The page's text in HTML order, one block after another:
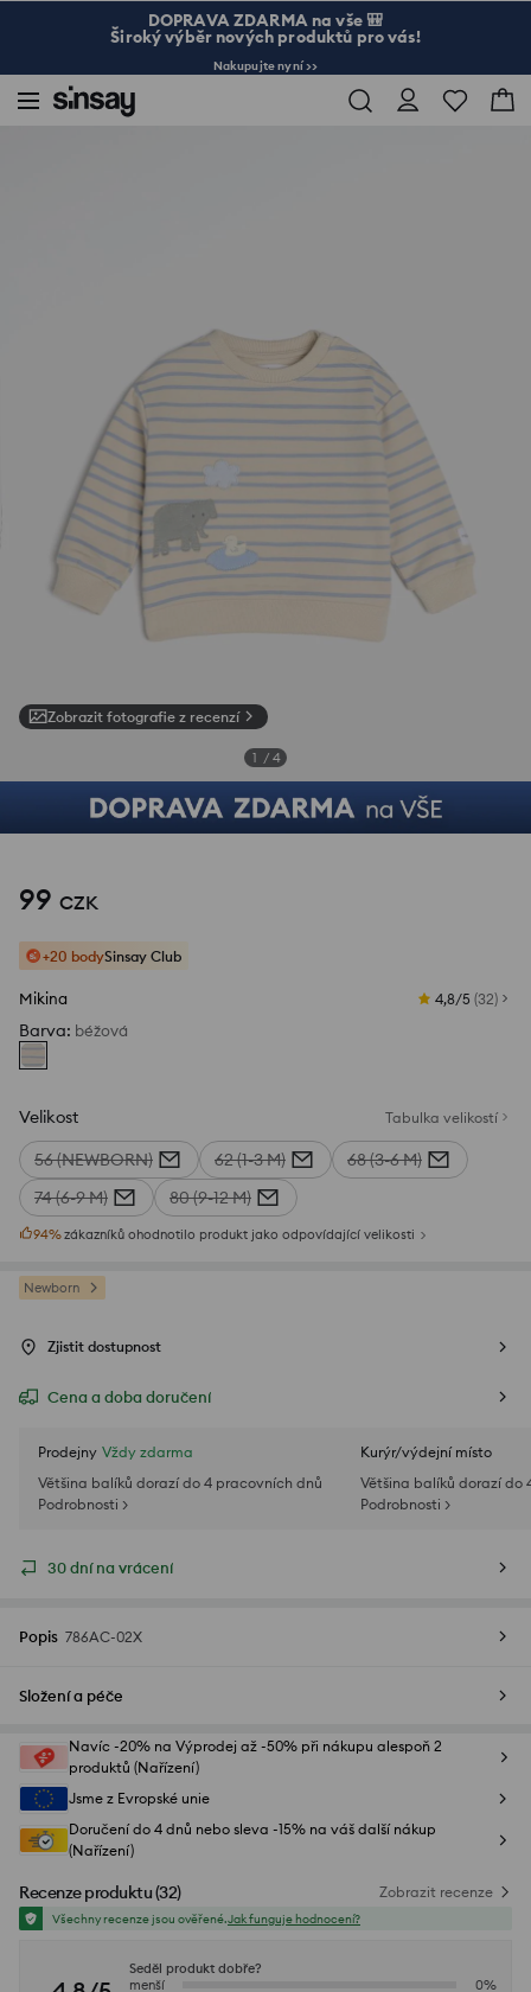
DOPRAVA ZDARMA na vše 🎒
Široký výběr nových produktů pro vás!
Nakupujte nyní >>
Zobrazit fotografie z recenzí
1 / 4
99 CZK
+20 bodySinsay Club
Mikina 4,8/5 (32)
Barva: béžová
Velikost Tabulka velikostí
56 (NEWBORN) 62 (1-3 M)
68 (3-6 M)
74 (6-9 M)
80 (9-12 M)
94%zákazníků ohodnotilo produkt jako odpovídající velikosti
Newborn
Zjistit dostupnost
Cena a doba doručení
Prodejny Vždy zdarma
Většina balíků dorazí do 4 pracovních dnů
Podrobnosti >
Kurýr/výdejní místo
Většina balíků dorazí do
Podrobnosti >
30 dní na vrácení
Popis 786AC-02X
Složení a péče
Navíc -20% na Výprodej až -50% při nákupu alespoň 2
produktů (Nařízení)
Jsme z Evropské unie
Doručení do 4 dnů nebo sleva -15% na váš další nákup
(Nařízení)
Recenze produktu(32) Zobrazit recenze
Všechny recenze jsou ověřené.Jak funguje hodnocení?
Seděl produkt dobře?
menší
0%